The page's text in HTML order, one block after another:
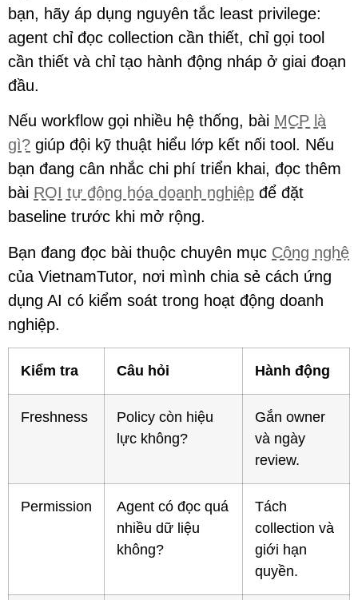
bạn, hãy áp dụng nguyên tắc least privilege:
agent chỉ đọc collection cần thiết, chỉ gọi tool
cần thiết và chỉ tạo hành động nháp ở giai đoạn
đầu.
Nếu workflow gọi nhiều hệ thống, bài MCP là
gì? giúp đội kỹ thuật hiểu lớp kết nối tool. Nếu
bạn đang cân nhắc chi phí triển khai, đọc thêm
bài ROI tự động hóa doanh nghiệp để đặt
baseline trước khi mở rộng.
Bạn đang đọc bài thuộc chuyên mục Công nghệ
của VietnamTutor, nơi mình chia sẻ cách ứng
dụng AI có kiểm soát trong hoạt động doanh
nghiệp.
Kiểm tra Câu hỏi Hành động
Freshness
Policy còn hiệu
lực không?
Gắn owner
và ngày
review.
Permission
Agent có đọc quá
nhiều dữ liệu
không?
Tách
collection và
giới hạn
quyền.